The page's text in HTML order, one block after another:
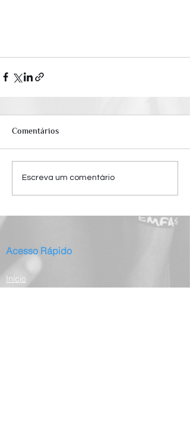
Comentários
Escreva um comentário
Acesso Rápido
Início